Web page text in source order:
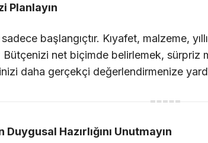
Planlayın
başlangıçtır. Kıyafet, malzeme,
Bütçenizi net biçimde belirlemek, sürpriz
daha gerçekçi değerlendirmenize
Duygusal Hazırlığını Unutmayın